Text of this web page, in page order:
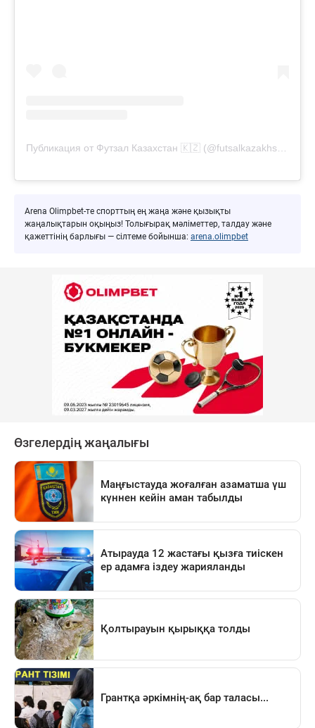
Arena Olimpbet-те спорттың ең жаңа және қызықты
жаңалықтарын оқыңыз! Толығырақ мәліметтер, талдау және
қажеттінің барлығы — сілтеме бойынша: arena.olimpbet